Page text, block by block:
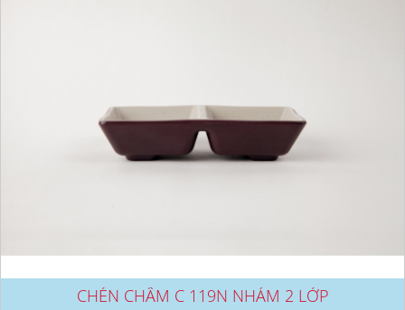
CHÉN CHẤM C 119N NHÁM 2 LỚP